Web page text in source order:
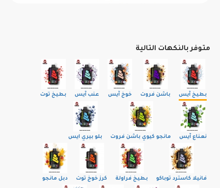
متوفر بالنكهات التالية
بطيخ آيس باشن فروت خوخ آيس عنب آيس بطيخ توت
نعناع آيس مانجو كيوي باشن فروت بلو بيري ايس
فانيلا كاسترد توباكو بطيخ فراولة كرز خوخ توت دبل مانجو